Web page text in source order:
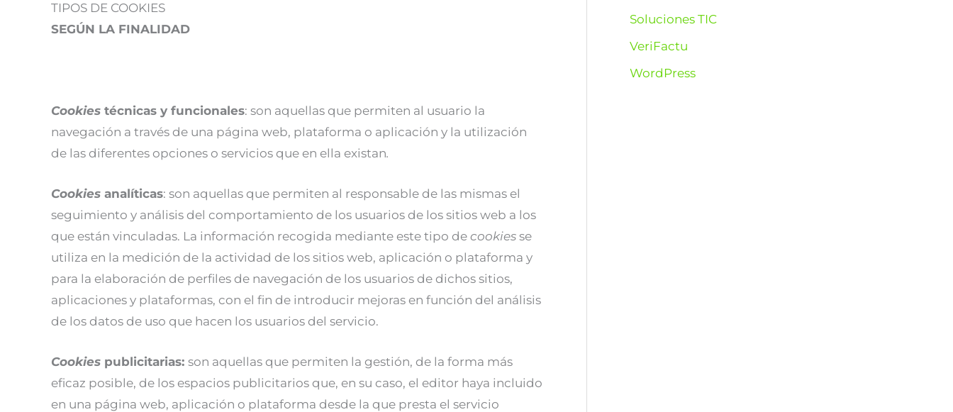
TIPOS DE COOKIES
SEGÚN LA FINALIDAD
Cookies técnicas y funcionales: son aquellas que permiten al usuario la
navegación a través de una página web, plataforma o aplicación y la utilización
de las diferentes opciones o servicios que en ella existan.
Cookies analíticas: son aquellas que permiten al responsable de las mismas el
seguimiento y análisis del comportamiento de los usuarios de los sitios web a los
que están vinculadas. La información recogida mediante este tipo de cookies se
utiliza en la medición de la actividad de los sitios web, aplicación o plataforma y
para la elaboración de perfiles de navegación de los usuarios de dichos sitios,
aplicaciones y plataformas, con el fin de introducir mejoras en función del análisis
de los datos de uso que hacen los usuarios del servicio.
Cookies publicitarias: son aquellas que permiten la gestión, de la forma más
eficaz posible, de los espacios publicitarios que, en su caso, el editor haya incluido
en una página web, aplicación o plataforma desde la que presta el servicio
Soluciones TIC
VeriFactu
WordPress